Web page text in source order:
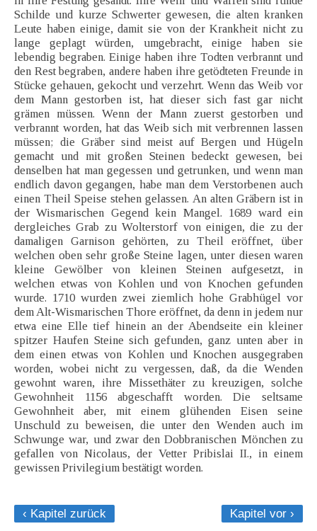
Schilde und kurze Schwerter gewesen, die alten kranken
Leute haben einige, damit sie von der Krankheit nicht zu
lange geplagt würden, umgebracht, einige haben sie
lebendig begraben. Einige haben ihre Todten verbrannt und
den Rest begraben, andere haben ihre getödteten Freunde in
Stücke gehauen, gekocht und verzehrt. Wenn das Weib vor
dem Mann gestorben ist, hat dieser sich fast gar nicht
grämen müssen. Wenn der Mann zuerst gestorben und
verbrannt worden, hat das Weib sich mit verbrennen lassen
müssen; die Gräber sind meist auf Bergen und Hügeln
gemacht und mit großen Steinen bedeckt gewesen, bei
denselben hat man gegessen und getrunken, und wenn man
endlich davon gegangen, habe man dem Verstorbenen auch
einen Theil Speise stehen gelassen. An alten Gräbern ist in
der Wismarischen Gegend kein Mangel. 1689 ward ein
dergleiches Grab zu Wolterstorf von einigen, die zu der
damaligen Garnison gehörten, zu Theil eröffnet, über
welchen oben sehr große Steine lagen, unter diesen waren
kleine Gewölber von kleinen Steinen aufgesetzt, in
welchen etwas von Kohlen und von Knochen gefunden
wurde. 1710 wurden zwei ziemlich hohe Grabhügel vor
dem Alt-Wismarischen Thore eröffnet, da denn in jedem nur
etwa eine Elle tief hinein an der Abendseite ein kleiner
spitzer Haufen Steine sich gefunden, ganz unten aber in
dem einen etwas von Kohlen und Knochen ausgegraben
worden, wobei nicht zu vergessen, daß, da die Wenden
gewohnt waren, ihre Missethäter zu kreuzigen, solche
Gewohnheit 1156 abgeschafft worden. Die seltsame
Gewohnheit aber, mit einem glühenden Eisen seine
Unschuld zu beweisen, die unter den Wenden auch im
Schwunge war, und zwar den Dobbranischen Mönchen zu
gefallen von Nicolaus, der Vetter Pribislai II., in einem
gewissen Privilegium bestätigt worden.
‹ Kapitel zurück
Kapitel vor ›